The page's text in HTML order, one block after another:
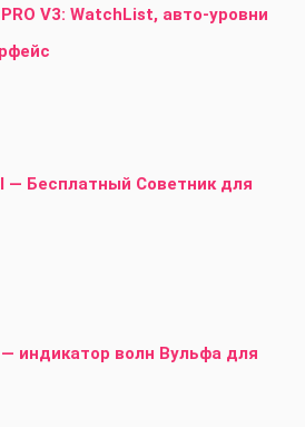
V3: WatchList, авто-уровни
— Бесплатный Советник для
индикатор волн Вульфа для